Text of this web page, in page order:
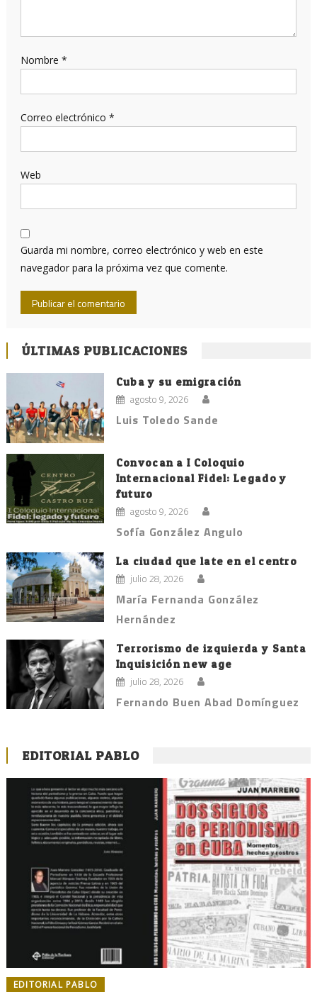
Nombre *
Correo electrónico *
Web
Guarda mi nombre, correo electrónico y web en este
navegador para la próxima vez que comente.
ÚLTIMAS PUBLICACIONES
Cuba y su emigración
agosto 9, 2026
Luis Toledo Sande
Convocan a I Coloquio
Internacional Fidel: Legado y
futuro
agosto 9, 2026
Sofía González Angulo
La ciudad que late en el centro
julio 28, 2026
María Fernanda González
Hernández
Terrorismo de izquierda y Santa
Inquisición new age
julio 28, 2026
Fernando Buen Abad Domínguez
EDITORIAL PABLO
EDITORIAL PABLO